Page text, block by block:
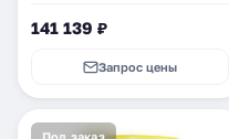
141 139 ₽
Запрос цены